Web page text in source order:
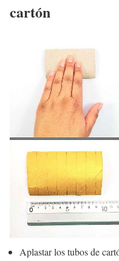
cartón
Aplastar los tubos de